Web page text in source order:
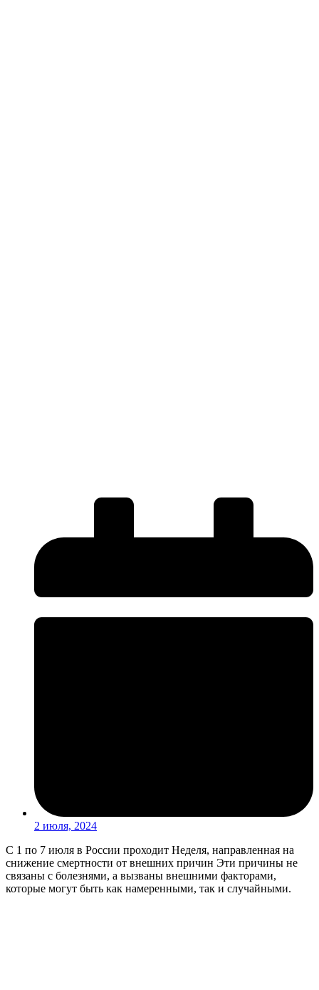
2 июля, 2024
С 1 по 7 июля в России проходит Неделя, направленная на
снижение смертности от внешних причин Эти причины не
связаны с болезнями, а вызваны внешними факторами,
которые могут быть как намеренными, так и случайными.